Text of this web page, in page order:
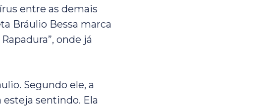
entre as demais
Bráulio Bessa marca
onde já
Segundo ele, a
sentindo. Ela